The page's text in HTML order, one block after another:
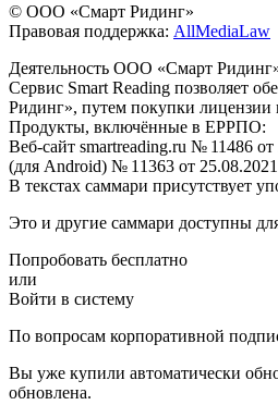
© ООО «Смарт Ридинг»
Правовая поддержка: AllMediaLaw
Деятельность ООО «Смарт
Сервис Smart Reading позволяет
Ридинг», путем покупки лицензии
Продукты, включённые в ЕРРПО:
Веб-сайт smartreading.ru № 11486
(для Android) № 11363 от 25.08.2021
В текстах саммари присутствует
Это и другие саммари доступны
Попробовать бесплатно
или
Войти в систему
По вопросам корпоративной
Вы уже купили автоматически
обновлена.